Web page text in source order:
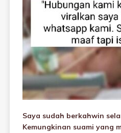
Saya sudah berkahwin
Kemungkinan suami yang